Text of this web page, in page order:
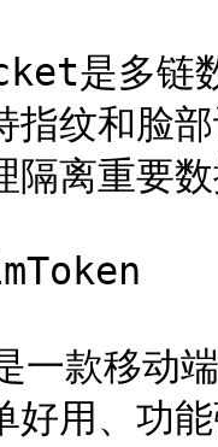
是多链
指纹和脸
隔离重要
一款移动
好用、功